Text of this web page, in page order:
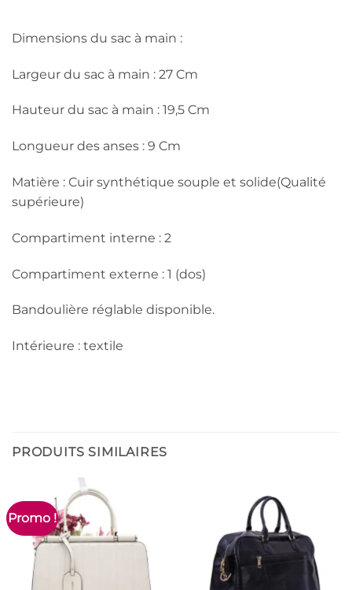
Dimensions du sac à main :
Largeur du sac à main : 27 Cm
Hauteur du sac à main : 19,5 Cm
Longueur des anses : 9 Cm
Matière : Cuir synthétique souple et solide(Qualité
supérieure)
Compartiment interne : 2
Compartiment externe : 1 (dos)
Bandoulière réglable disponible.
Intérieure : textile
PRODUITS SIMILAIRES
Promo !